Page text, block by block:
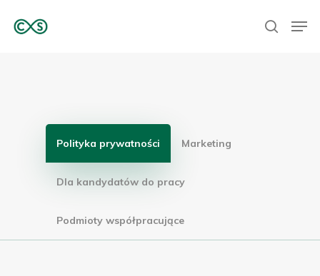
Polityka prywatności Marketing
Dla kandydatów do pracy
Podmioty współpracujące